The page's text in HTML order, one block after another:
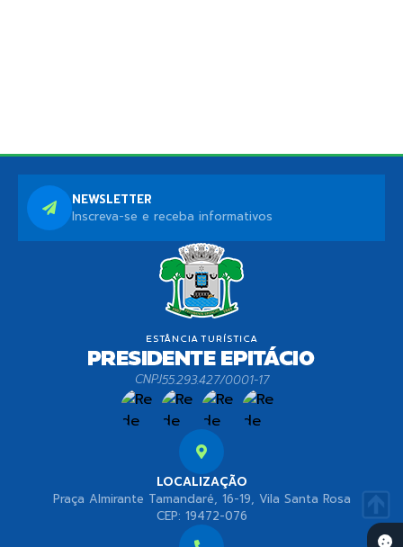
LOCALIZAÇÃO
Praça Almirante Tamandaré, 16-19, Vila Santa Rosa
CEP: 19472-076
CNPJ55.293.427/0001-17
NEWSLETTER
Inscreva-se e receba informativos